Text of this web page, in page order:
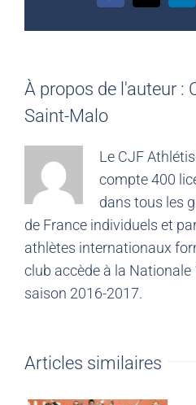
À propos de l'auteur :
Saint-Malo
Le CJF
compte 400
dans tous les
de France individuels et
athlètes internationaux
club accède à la
saison 2016-2017.
Articles similaires